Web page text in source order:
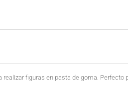
figuras en pasta de goma.